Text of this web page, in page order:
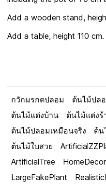
Add a wooden stand,
Add a table, height 110 cm.
กวักมรกตปลอม ต้นไม้ปล
ต้นไม้แต่งบ้าน
ต้นไม้แต่งร้
ต้นไม้ปลอมเหมือนจริง
ต้น
ต้นไม้ใบสวย
ArtificialTree
HomeDecor
LargeFakePlant